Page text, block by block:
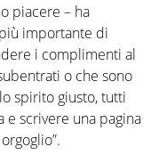
piacere – ha
importante di
i complimenti al
o che sono
spirito giusto, tutti
e scrivere una pagina